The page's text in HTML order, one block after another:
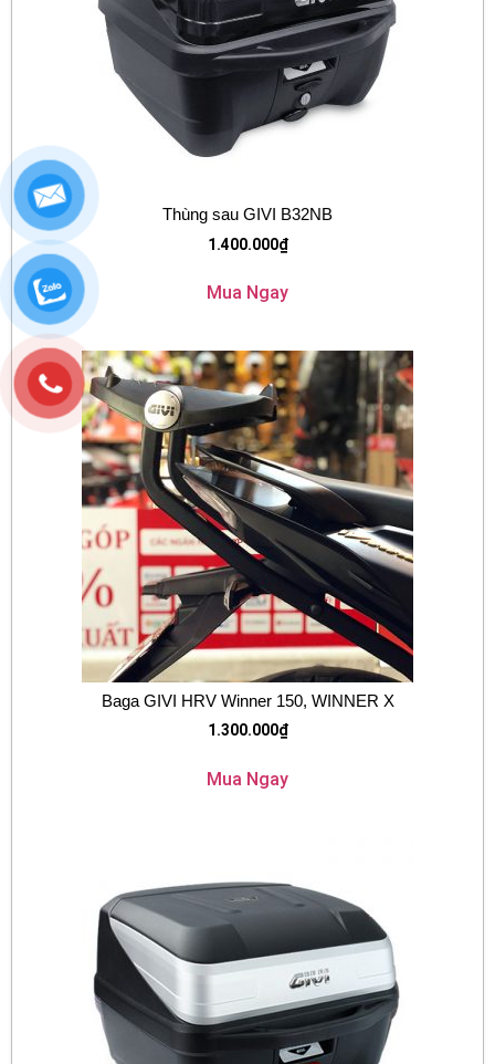
Thùng sau GIVI B32NB
1.400.000₫
Mua Ngay
Baga GIVI HRV Winner 150, WINNER X
1.300.000₫
Mua Ngay